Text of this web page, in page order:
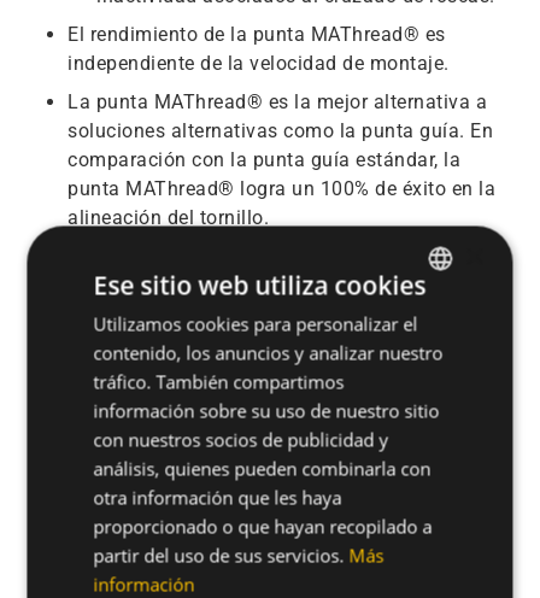
El rendimiento de la punta MAThread® es
independiente de la velocidad de montaje.
La punta MAThread® es la mejor alternativa a
soluciones alternativas como la punta guía. En
comparación con la punta guía estándar, la
punta MAThread® logra un 100% de éxito en la
alineación del tornillo.
¿Necesita nuestra ayuda? Contáctenos para
comentar sobre su aplicación.
Contáctenos
ENGLISH
SPANISH
FRENCH
Ese sitio web utiliza cookies
Utilizamos cookies para personalizar el
contenido, los anuncios y analizar nuestro
tráfico. También compartimos
información sobre su uso de nuestro sitio
con nuestros socios de publicidad y
análisis, quienes pueden combinarla con
otra información que les haya
proporcionado o que hayan recopilado a
partir del uso de sus servicios. Más
información